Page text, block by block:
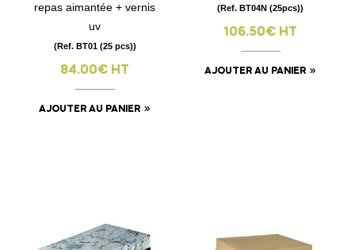
repas aimantée + vernis
uv
(Ref. BT01 (25 pcs))
84.00€ HT
AJOUTER AU PANIER
(Ref. BT04N (25pcs))
106.50€ HT
AJOUTER AU PANIER